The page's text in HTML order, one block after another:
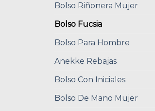
Bolso Riñonera Mujer
Bolso Fucsia
Bolso Para Hombre
Anekke Rebajas
Bolso Con Iniciales
Bolso De Mano Mujer